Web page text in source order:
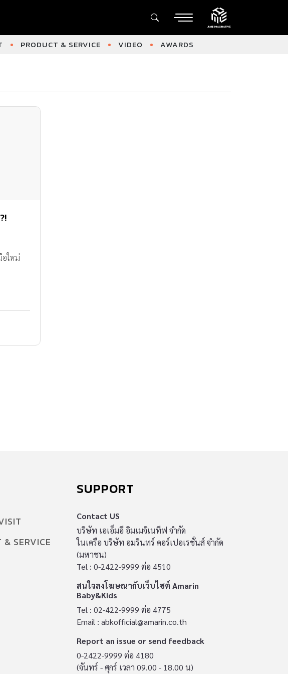
PRODUCT & SERVICE VIDEO AWARDS
อใหม่
& SERVICE
SUPPORT
Contact US
บริษัท เอเอ็มอี อิมเมจิเนทีฟ จำกัด
ในเครือ บริษัท อมรินทร์ คอร์เปอเรชั่นส์ จำกัด
(มหาชน)
Tel : 0-2422-9999 ต่อ 4510
สนใจลงโฆษณากับเว็บไซต์ Amarin
Baby&Kids
Tel : 02-422-9999 ต่อ 4775
Email : abkofficial@amarin.co.th
Report an issue or send feedback
0-2422-9999 ต่อ 4180
(จันทร์ - ศุกร์ เวลา 09.00 - 18.00 น)